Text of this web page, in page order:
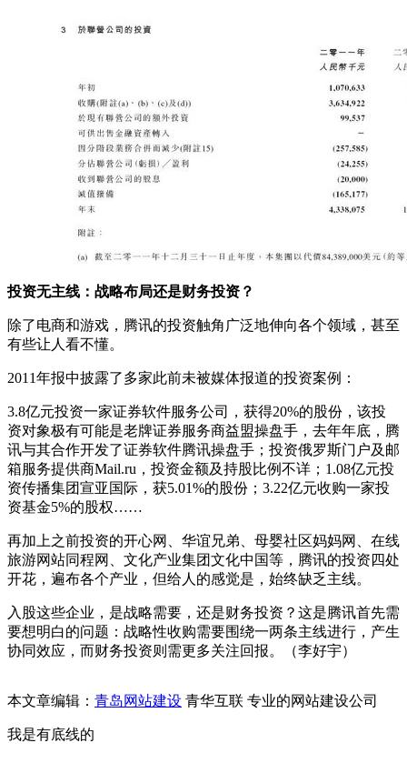
投资无主线：战略布局还是财务投资？
除了电商和游戏，腾讯的投资触角广泛地伸向各个领域，甚至
有些让人看不懂。
2011年报中披露了多家此前未被媒体报道的投资案例：
3.8亿元投资一家证券软件服务公司，获得20%的股份，该投
资对象极有可能是老牌证券服务商益盟操盘手，去年年底，腾
讯与其合作开发了证券软件腾讯操盘手；投资俄罗斯门户及邮
箱服务提供商Mail.ru，投资金额及持股比例不详；1.08亿元投
资传播集团宣亚国际，获5.01%的股份；3.22亿元收购一家投
资基金5%的股权……
再加上之前投资的开心网、华谊兄弟、母婴社区妈妈网、在线
旅游网站同程网、文化产业集团文化中国等，腾讯的投资四处
开花，遍布各个产业，但给人的感觉是，始终缺乏主线。
入股这些企业，是战略需要，还是财务投资？这是腾讯首先需
要想明白的问题：战略性收购需要围绕一两条主线进行，产生
协同效应，而财务投资则需更多关注回报。（李好宇）
本文章编辑： 青岛网站建设 青华互联 专业的网站建设公司
我是有底线的